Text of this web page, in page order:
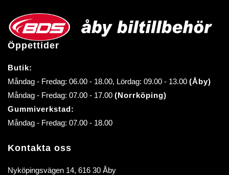
Öppettider
Butik:
Måndag - Fredag: 06.00 - 18.00, Lördag: 09.00 - 13.00 (Åby)
Måndag - Fredag: 07.00 - 17.00 (Norrköping)
Gummiverkstad:
Måndag - Fredag: 07.00 - 18.00
Kontakta oss
Nyköpingsvägen 14, 616 30 Åby